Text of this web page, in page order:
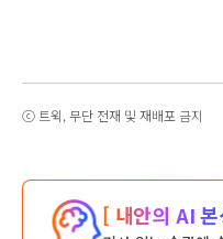
ⓒ 트윅, 무단 전재 및 재배포 금지
[ 내안의 AI